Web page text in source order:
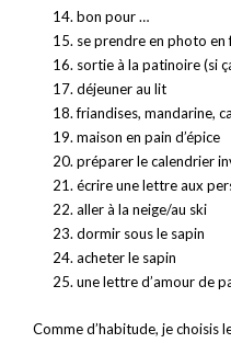
bon pour …
se prendre en photo en
sortie à la patinoire (si
déjeuner au lit
friandises, mandarine,
maison en pain d’épice
préparer le calendrier
écrire une lettre aux
aller à la neige/au ski
dormir sous le sapin
acheter le sapin
une lettre d’amour de
Comme d’habitude, je choisis